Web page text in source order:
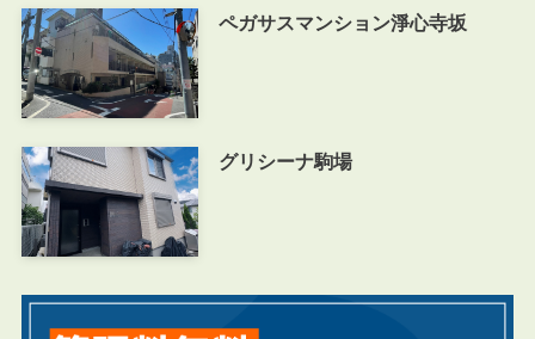
ペガサスマンション淨心寺坂
グリシーナ駒場